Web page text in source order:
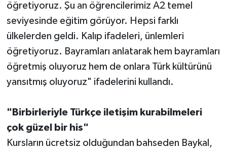
öğretiyoruz. Şu an öğrencilerimiz A2 temel
seviyesinde eğitim görüyor. Hepsi farklı
ülkelerden geldi. Kalıp ifadeleri, ünlemleri
öğretiyoruz. Bayramları anlatarak hem bayramları
öğretmiş oluyoruz hem de onlara Türk kültürünü
yansıtmış oluyoruz" ifadelerini kullandı.
"Birbirleriyle Türkçe iletişim kurabilmeleri
çok güzel bir his"
Kursların ücretsiz olduğundan bahseden Baykal,